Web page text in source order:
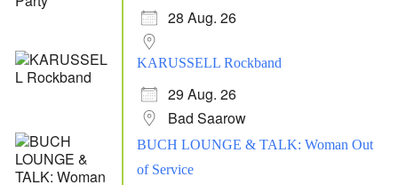
28 Aug. 26
KARUSSELL Rockband
29 Aug. 26
Bad Saarow
BUCH LOUNGE & TALK: Woman Out
of Service